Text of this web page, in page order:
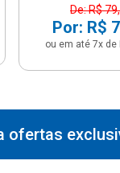
De: R$
Por: R$
ou em até 7x de
ofertas